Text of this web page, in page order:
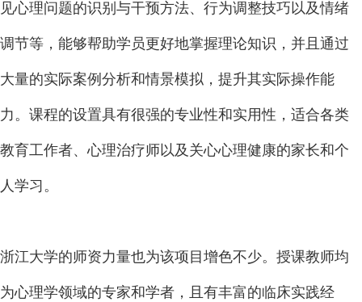
见心理问题的识别与干预方法、行为调整技巧以及情绪
调节等，能够帮助学员更好地掌握理论知识，并且通过
大量的实际案例分析和情景模拟，提升其实际操作能
力。课程的设置具有很强的专业性和实用性，适合各类
教育工作者、心理治疗师以及关心心理健康的家长和个
人学习。
浙江大学的师资力量也为该项目增色不少。授课教师均
为心理学领域的专家和学者，且有丰富的临床实践经